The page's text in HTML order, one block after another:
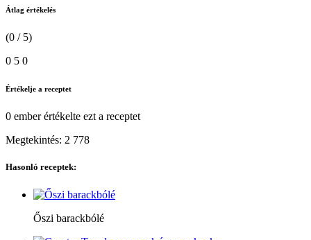
Átlag értékelés
(0 / 5)
0 5 0
Értékelje a receptet
0 emberértékelte ezt a receptet
Megtekintés: 2 778
Hasonló receptek:
Őszi barackbólé